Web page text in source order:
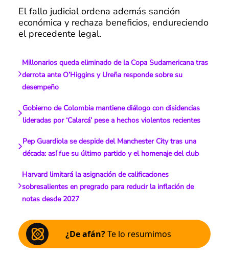
El fallo judicial ordena además sanción
económica y rechaza beneficios, endureciendo
el precedente legal.
Millonarios queda eliminado de la Copa Sudamericana tras
derrota ante O’Higgins y Ureña responde sobre su
desempeño
Gobierno de Colombia mantiene diálogo con disidencias
lideradas por ‘Calarcá’ pese a hechos violentos recientes
Pep Guardiola se despide del Manchester City tras una
década: así fue su último partido y el homenaje del club
Harvard limitará la asignación de calificaciones
sobresalientes en pregrado para reducir la inflación de
notas desde 2027
¿De afán?Te lo resumimos